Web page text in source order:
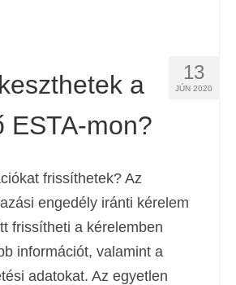
Holland
Finn)
(Francia)
(Görög)
13
JÚN 2020
a
ESTA-mon?
frissíthetek? Az
engedély iránti kérelem
frissítheti a kérelemben
információt, valamint a
adatokat. Az egyetlen